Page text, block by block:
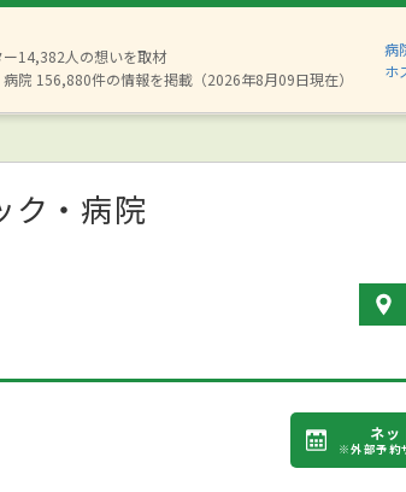
14,382人の想いを取材
院 156,880件の情報を掲載（2026年8月09日現在）
病
ホ
ク・病院
ネ
※外部予約